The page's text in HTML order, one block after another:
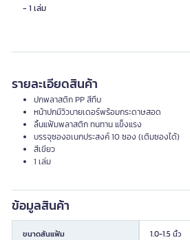
- 1 เล่ม
รายละเอียดสินค้า
ปกพลาสติก PP สีทึบ
หน้าปกมีวิวบายเดอร์พร้อมกระดาษสอด
ลิ้นแฟ้มพลาสติก ทนทาน แข็งแรง
บรรจุซองอเนกประสงค์ 10 ซอง (เติมซองได้)
สีเขียว
1 เล่ม
ข้อมูลสินค้า
ขนาดสันแฟ้ม 1.0-1.5 นิ้ว